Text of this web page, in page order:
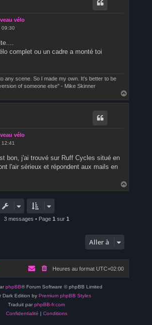
vélo
09:30
complet ou un cadre a monté toi
any scene. So I made my own. It's better to be
of someone else" - Mike Skinner
a
vélo
12:41
bon, j'ai trouvé sur Ruff Cycles situé en
l'air sérieux et répondent aux mails en
a
3 messages • Page 1 sur 1
Aller à
Heures au format UTC+02:00
phpBB® Forum Software © phpBB Limited
Dark Edition by Premium phpBB Styles
Traduit par phpBB-fr.com
Confidentialité | Conditions